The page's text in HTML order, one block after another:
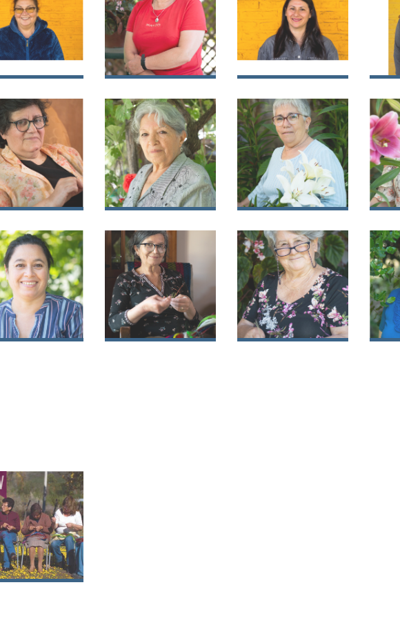
María
Cecilia Ximena
Daniela Andrea
Villalobos
Francisca
Maria del
Sepúlveda
Hortencia Luisa
del
Ana María
Guadalupe del
de